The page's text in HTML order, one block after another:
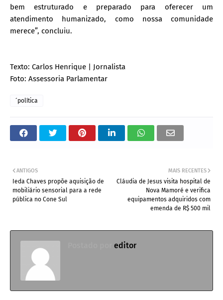
bem estruturado e preparado para oferecer um
atendimento humanizado, como nossa comunidade
merece”, concluiu.
Texto: Carlos Henrique | Jornalista
Foto: Assessoria Parlamentar
´política
MAIS RECENTES
Cláudia de Jesus visita hospital de
Nova Mamoré e verifica
equipamentos adquiridos com
emenda de R$ 500 mil
ANTIGOS
Ieda Chaves propõe aquisição de
mobiliário sensorial para a rede
pública no Cone Sul
editor